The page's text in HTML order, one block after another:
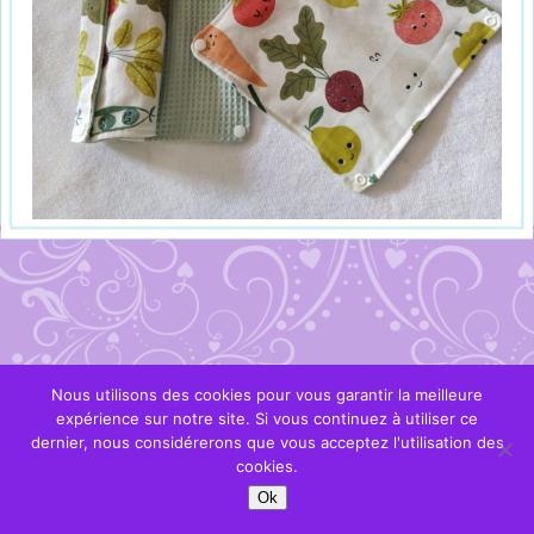
Nous utilisons des cookies pour vous garantir la meilleure
expérience sur notre site. Si vous continuez à utiliser ce
dernier, nous considérerons que vous acceptez l'utilisation des
cookies.
Ok